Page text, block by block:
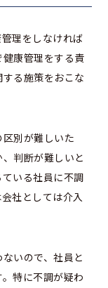
理をしなければ
康管理をする責
る施策をおこな
別が難しいた
判断が難しいと
いる社員に不調
社としては介入
いので、社員と
特に不調が疑わ